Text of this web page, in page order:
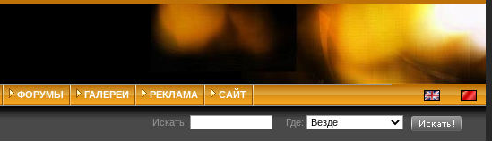
ФОРУМЫ ГАЛЕРЕИ РЕКЛАМА САЙТ
Искать: Где: